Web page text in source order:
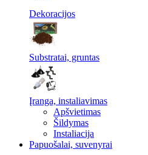
Dekoracijos
Substratai, gruntas
Įranga, instaliavimas
Apšvietimas
Šildymas
Instaliacija
Papuošalai, suvenyrai